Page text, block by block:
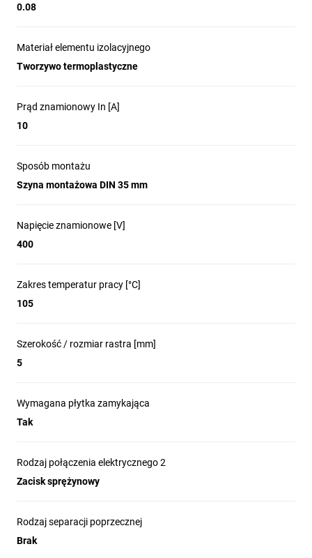
0.08
Materiał elementu izolacyjnego
Tworzywo termoplastyczne
Prąd znamionowy In [A]
10
Sposób montażu
Szyna montażowa DIN 35 mm
Napięcie znamionowe [V]
400
Zakres temperatur pracy [°C]
105
Szerokość / rozmiar rastra [mm]
5
Wymagana płytka zamykająca
Tak
Rodzaj połączenia elektrycznego 2
Zacisk sprężynowy
Rodzaj separacji poprzecznej
Brak